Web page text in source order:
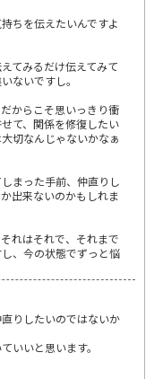
ちを伝えたいんですよ
てみるだけ伝えてみて
ないですし。
からこそ思いっきり衝
て、関係を修復したい
切なんじゃないかなぁ
まった手前、仲直りし
出来ないのかもしれま
れはそれで、それまで
、今の状態でずっと悩
りしたいのではないか
いいと思います。